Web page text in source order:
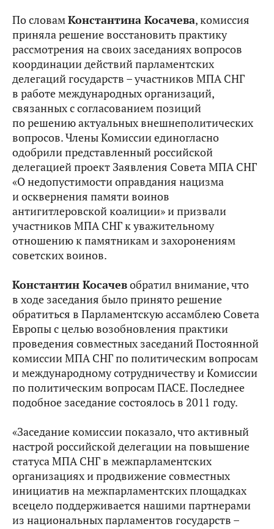
По словамКонстантина Косачева, комиссия
приняла решение восстановить практику
рассмотрения на своих заседаниях вопросов
координации действий парламентских
делегаций государств – участников МПА СНГ
в работе международных организаций,
связанных с согласованием позиций
по решению актуальных внешнеполитических
вопросов. Члены Комиссии единогласно
одобрили представленный российской
делегацией проект Заявления Совета МПА СНГ
«О недопустимости оправдания нацизма
и осквернения памяти воинов
антигитлеровской коалиции» и призвали
участников МПА СНГ к уважительному
отношению к памятникам и захоронениям
советских воинов.
Константин Косачевобратил внимание, что
в ходе заседания было принято решение
обратиться в Парламентскую ассамблею Совета
Европы с целью возобновления практики
проведения совместных заседаний Постоянной
комиссии МПА СНГ по политическим вопросам
и международному сотрудничеству и Комиссии
по политическим вопросам ПАСЕ. Последнее
подобное заседание состоялось в 2011 году.
«Заседание комиссии показало, что активный
настрой российской делегации на повышение
статуса МПА СНГ в межпарламентских
организациях и продвижение совместных
инициатив на межпарламентских площадках
всецело поддерживается нашими партнерами
из национальных парламентов государств –